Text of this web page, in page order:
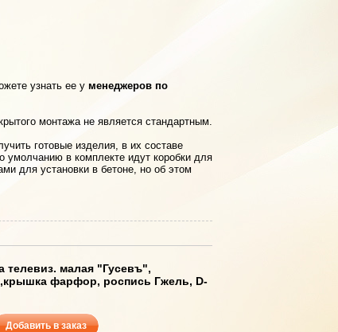
узнать ее у менеджеров по
монтажа не является стандартным.
готовые изделия, в их составе
умолчанию в комплекте идут коробки для
для установки в бетоне, но об этом
телевиз. малая "Гусевъ",
фарфор, роспись Гжель, D-
Добавить в заказ